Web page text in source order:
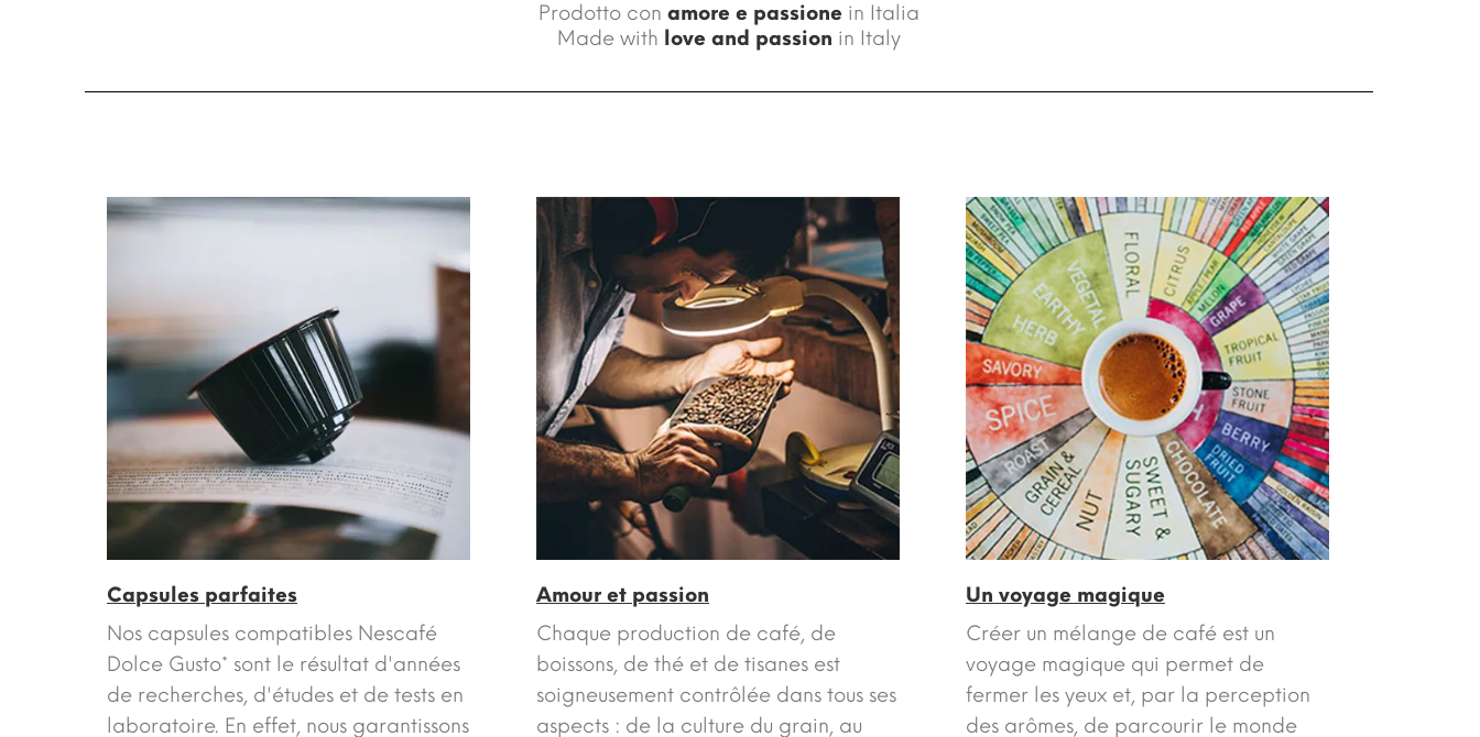
Prodotto con amore e passione in Italia
Made with love and passion in Italy
Capsules parfaites
Nos capsules compatibles Nescafé
Dolce Gusto* sont le résultat d'années
de recherches, d'études et de tests en
laboratoire. En effet, nous garantissons
Amour et passion
Chaque production de café, de
boissons, de thé et de tisanes est
soigneusement contrôlée dans tous ses
aspects : de la culture du grain, au
Un voyage magique
Créer un mélange de café est un
voyage magique qui permet de
fermer les yeux et, par la perception
des arômes, de parcourir le monde